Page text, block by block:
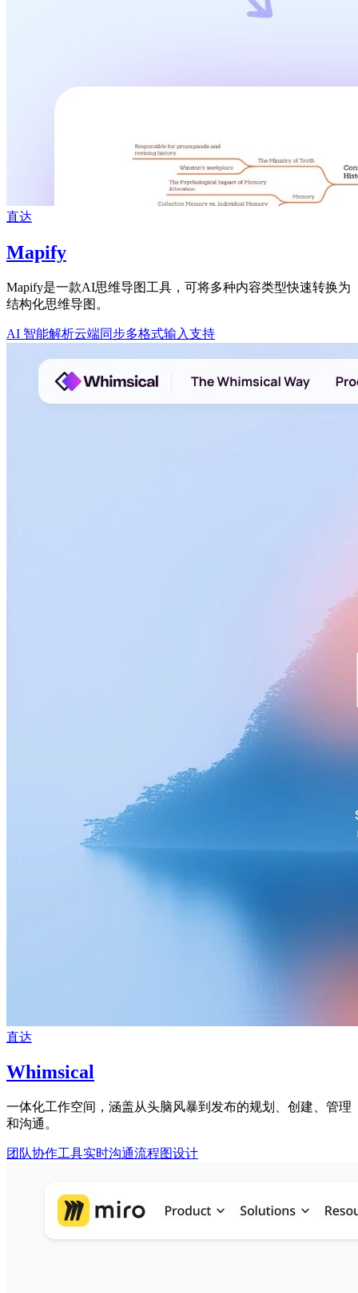
直达
Mapify
Mapify是一款AI思维导图工具，可将多种内容类型快速转换为
结构化思维导图。
AI 智能解析云端同步多格式输入支持
直达
Whimsical
一体化工作空间，涵盖从头脑风暴到发布的规划、创建、管理
和沟通。
团队协作工具实时沟通流程图设计